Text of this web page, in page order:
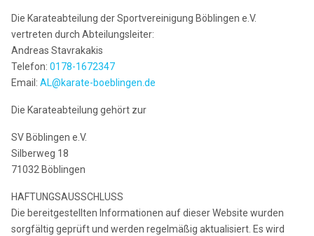
Die Karateabteilung der Sportvereinigung Böblingen e.V.
vertreten durch Abteilungsleiter:
Andreas Stavrakakis
Telefon:0178-1672347
Email:AL@karate-boeblingen.de
Die Karateabteilung gehört zur
SV Böblingen e.V.
Silberweg 18
71032 Böblingen
HAFTUNGSAUSSCHLUSS
Die bereitgestellten Informationen auf dieser Website wurden
sorgfältig geprüft und werden regelmäßig aktualisiert. Es wird